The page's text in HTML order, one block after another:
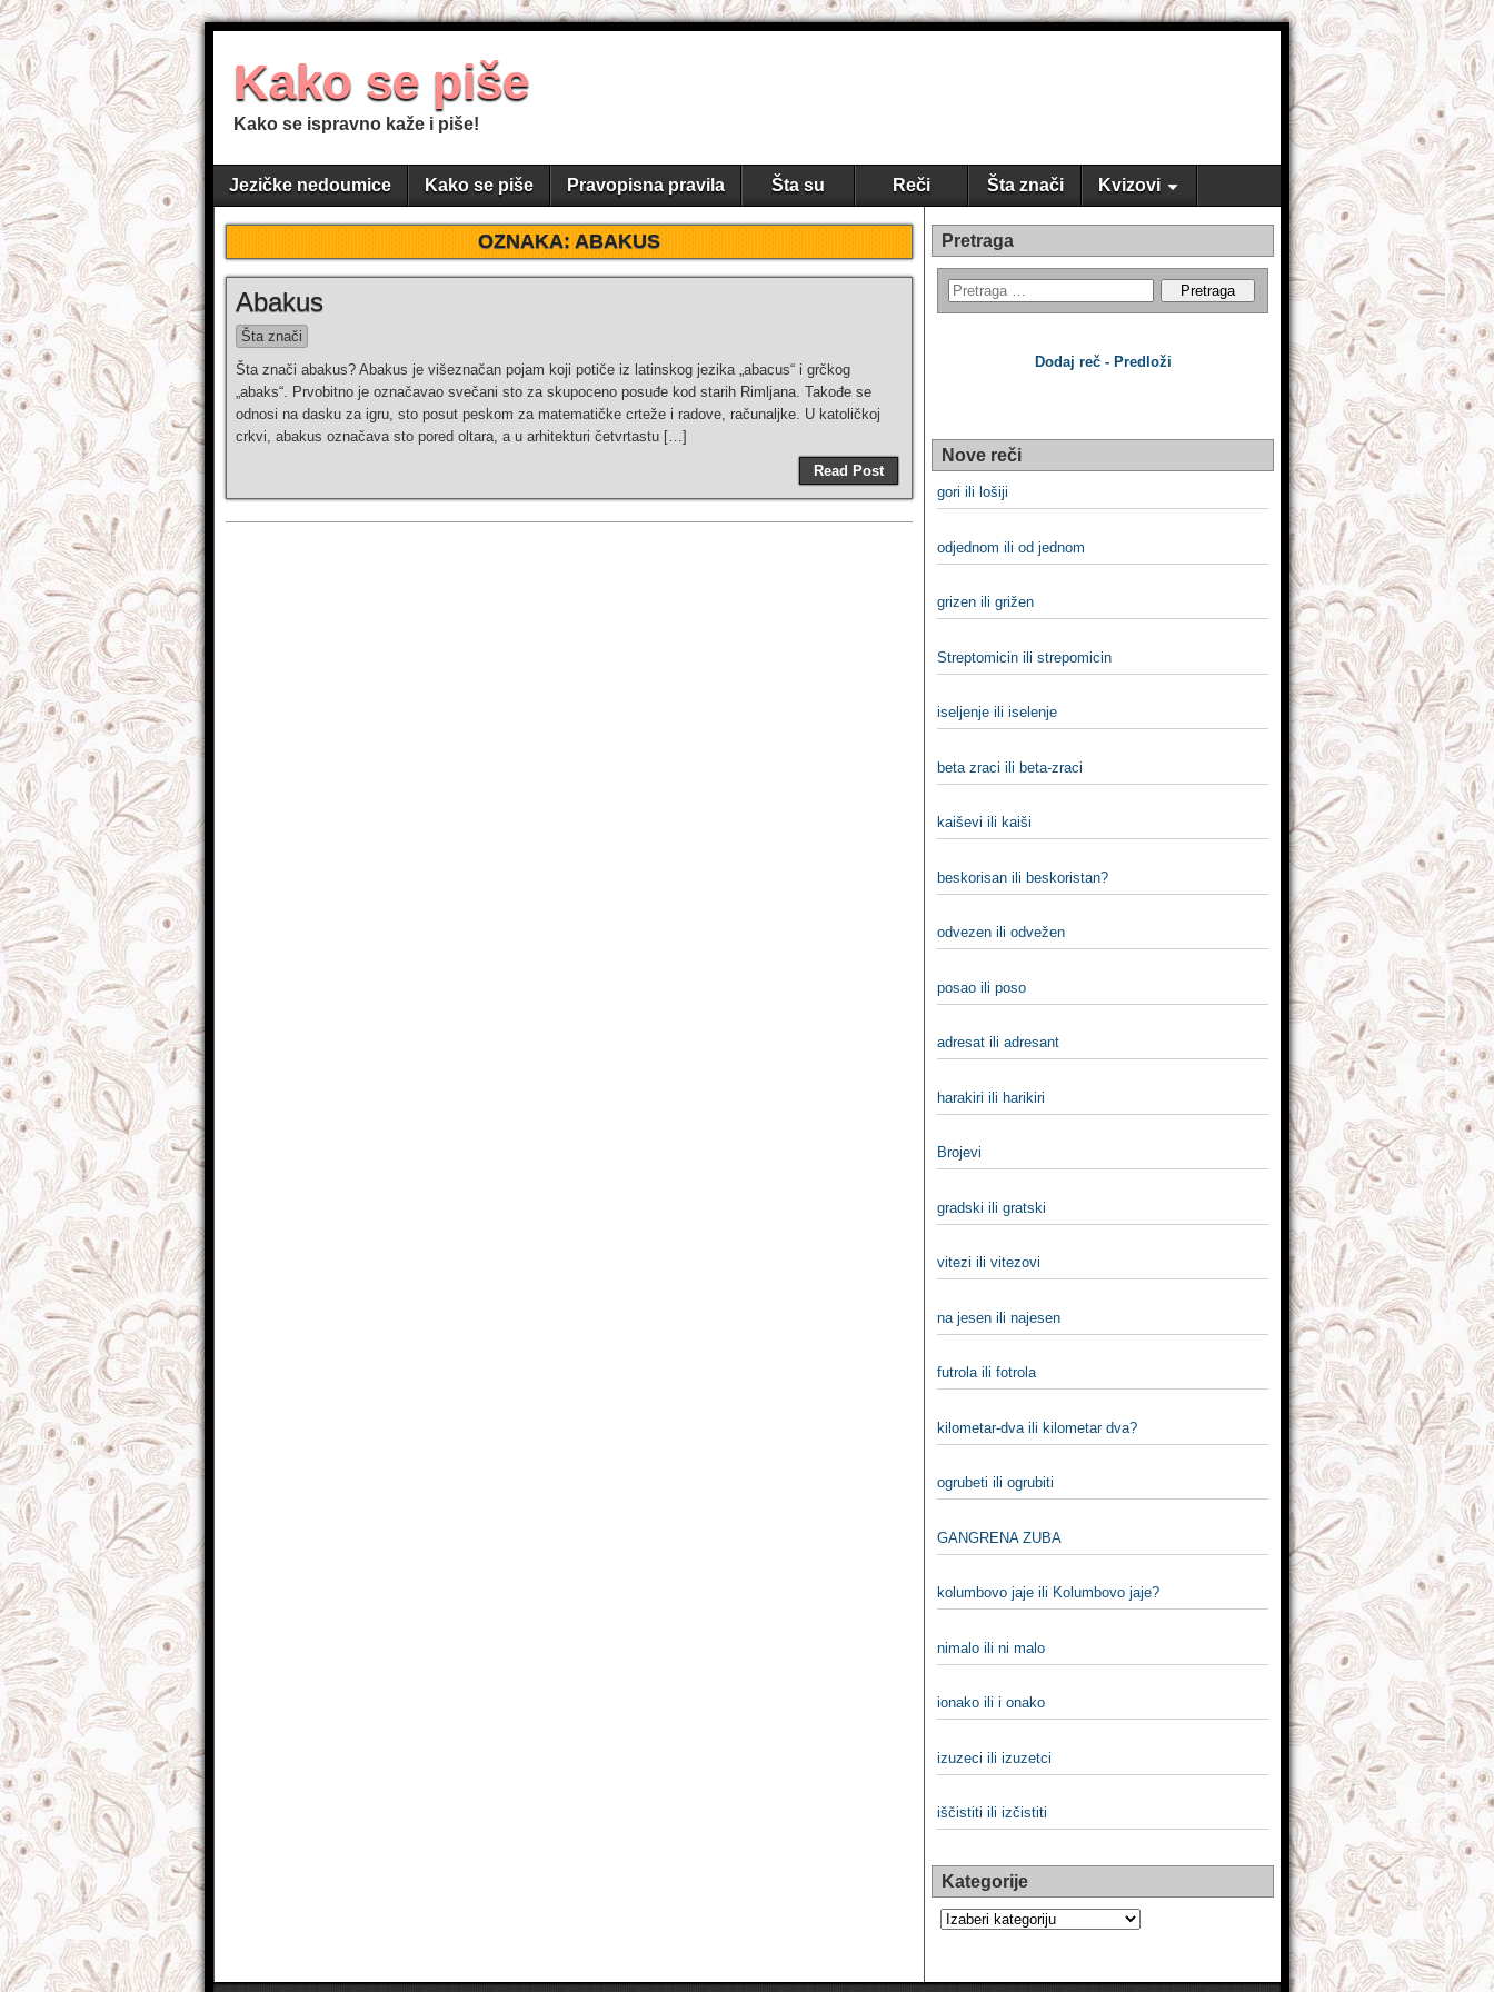
Kako se piše
Kako se ispravno kaže i piše!
Jezičke nedoumice Kako se piše Pravopisna pravila Šta su Reči Šta znači Kvizovi
OZNAKA:ABAKUS
Abakus
Šta znači
Šta znači abakus? Abakus je višeznačan pojam koji potiče iz latinskog jezika „abacus“ i grčkog
„abaks“. Prvobitno je označavao svečani sto za skupoceno posuđe kod starih Rimljana. Takođe se
odnosi na dasku za igru, sto posut peskom za matematičke crteže i radove, računaljke. U katoličkoj
crkvi, abakus označava sto pored oltara, a u arhitekturi četvrtastu […]
Read Post
Pretraga
Dodaj reč - Predloži
Nove reči
gori ili lošiji
odjednom ili od jednom
grizen ili grižen
Streptomicin ili strepomicin
iselјenje ili iselenje
beta zraci ili beta-zraci
kaiševi ili kaiši
beskorisan ili beskoristan?
odvezen ili odvežen
posao ili poso
adresat ili adresant
harakiri ili harikiri
Brojevi
gradski ili gratski
vitezi ili vitezovi
na jesen ili najesen
futrola ili fotrola
kilometar-dva ili kilometar dva?
ogrubeti ili ogrubiti
GANGRENA ZUBA
kolumbovo jaje ili Kolumbovo jaje?
nimalo ili ni malo
ionako ili i onako
izuzeci ili izuzetci
iščistiti ili izčistiti
Kategorije
Kategorije